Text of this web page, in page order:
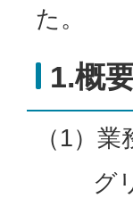
た。
1.概
（1）業
グリ